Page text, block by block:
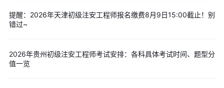
四、工作年限计算规则(考生最易出错)
取得学历前后从事安全生产业务的时间可累计计算(全日制教育
实习期不计入，成人教育脱产学习时间扣除);
提醒：2026年天津初级注安工程师报名缴费8月9日15:00截止！别
错过~
2026年贵州初级注安工程师考试安排：各科具体考试时间、题型分
值一览